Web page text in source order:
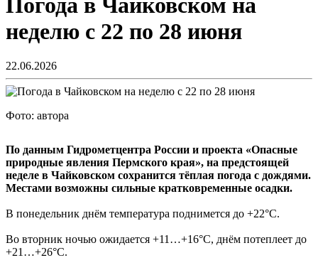
неделю с 22 по 28 июня
22.06.2026
Фото: автора
По данным Гидрометцентра России и проекта «Опасные
природные явления Пермского края», на предстоящей
неделе в Чайковском сохранится тёплая погода с дождями.
Местами возможны сильные кратковременные осадки.
В понедельник днём температура поднимется до +22°С.
Во вторник ночью ожидается +11…+16°С, днём потеплеет до
+21…+26°С.